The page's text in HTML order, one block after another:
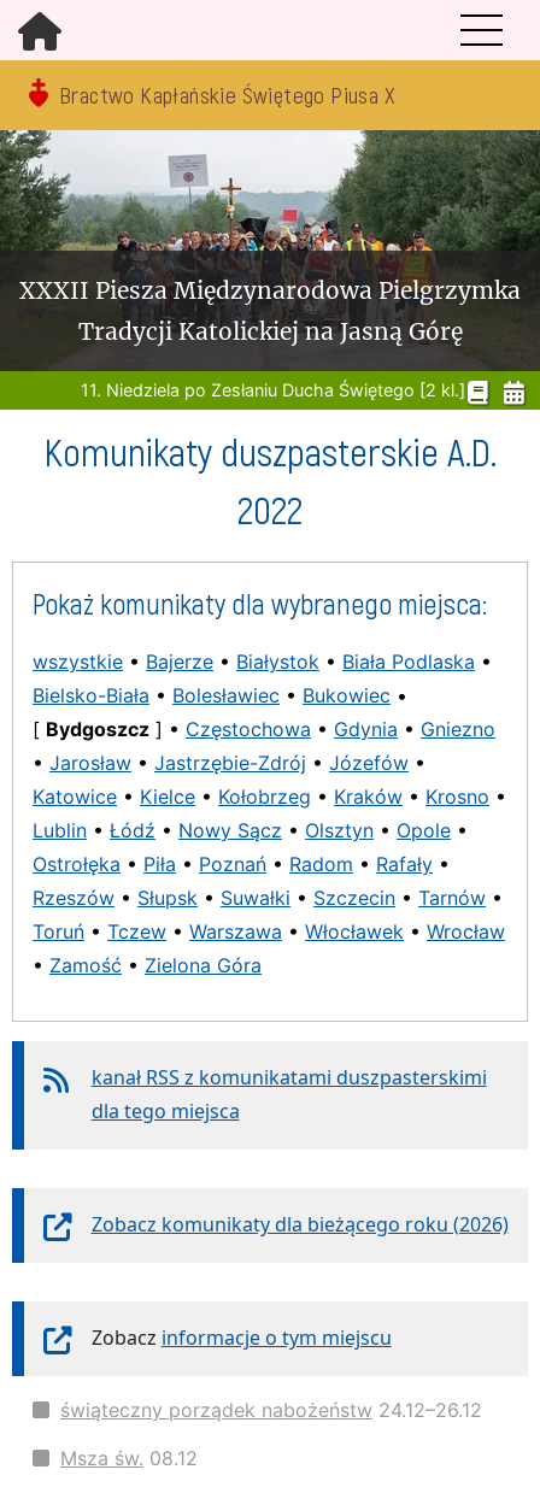
Bractwo Kapłańskie Świętego Piusa X
XXXII Piesza Międzynarodowa Pielgrzymka
Tradycji Katolickiej na Jasną Górę
11. Niedziela po Zesłaniu Ducha Świętego [2 kl.]
Komunikaty duszpasterskie A.D.
2022
Pokaż komunikaty dla wybranego miejsca:
wszystkie • Bajerze • Białystok • Biała Podlaska •
Bielsko-Biała • Bolesławiec • Bukowiec •
[ Bydgoszcz ] • Częstochowa • Gdynia • Gniezno
• Jarosław • Jastrzębie-Zdrój • Józefów •
Katowice • Kielce • Kołobrzeg • Kraków • Krosno •
Lublin • Łódź • Nowy Sącz • Olsztyn • Opole •
Ostrołęka • Piła • Poznań • Radom • Rafały •
Rzeszów • Słupsk • Suwałki • Szczecin • Tarnów •
Toruń • Tczew • Warszawa • Włocławek • Wrocław
• Zamość • Zielona Góra
kanał RSS z komunikatami duszpasterskimi
dla tego miejsca
Zobacz komunikaty dla bieżącego roku (2026)
Zobacz informacje o tym miejscu
świąteczny porządek nabożeństw 24.12–26.12
Msza św. 08.12